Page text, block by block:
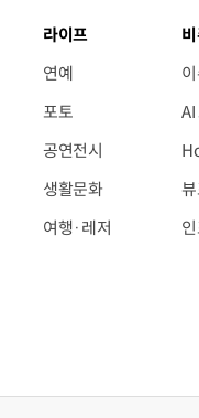
라이프
연예
포토
공연전시
생활문화
여행·레저